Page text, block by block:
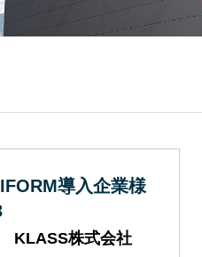
導入企業様
KLASS株式会社